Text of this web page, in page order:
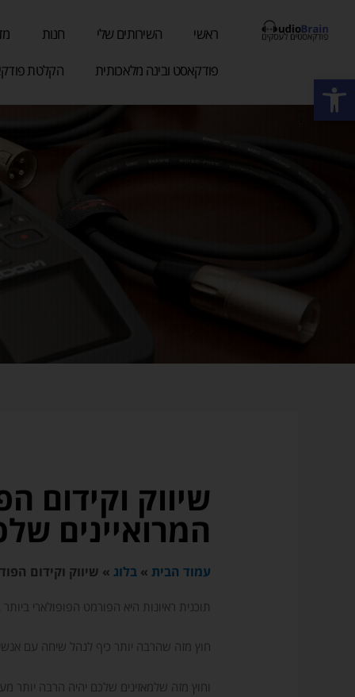
פתח סרגל נגישות
ראשי השירותים שלי חנות
פודקאסט ובינה מלאכותית
הקלטת
שיווק וקידום
המרואיינים
עמוד הבית »בלוג » שיווק וקידום
תוכנית ראיונות היא הפורמט הפופולארי
חוץ מזה שהרבה יותר כיף לנהל שיחה עם
וחוץ מזה שלמאזינים שלכם יהיה הרבה יותר